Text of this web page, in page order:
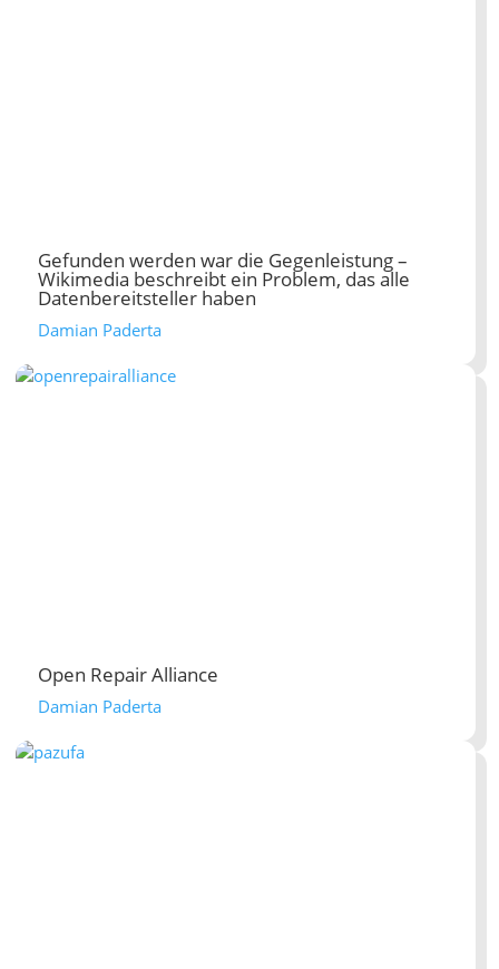
Gefunden werden war die Gegenleistung –
Wikimedia beschreibt ein Problem, das alle
Datenbereitsteller haben
Damian Paderta
Open Repair Alliance
Damian Paderta